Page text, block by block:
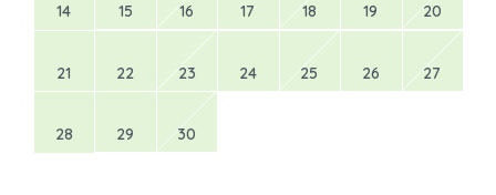
14 15 16 17 18 19 20
21 22 23 24 25 26 27
28 29 30